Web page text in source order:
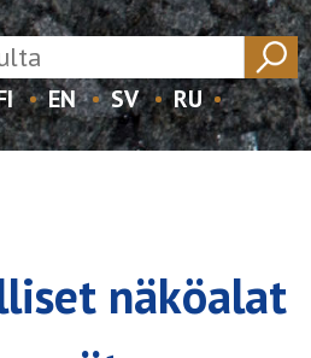
EN SV RU
näköalat